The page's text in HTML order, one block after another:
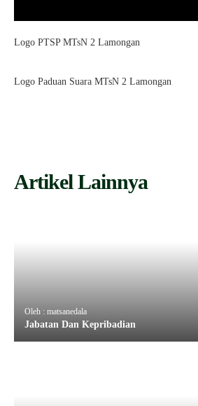
Logo PTSP MTsN 2 Lamongan
Logo Paduan Suara MTsN 2 Lamongan
Artikel Lainnya
Oleh : matsanedala
Jabatan Dan Kepribadian